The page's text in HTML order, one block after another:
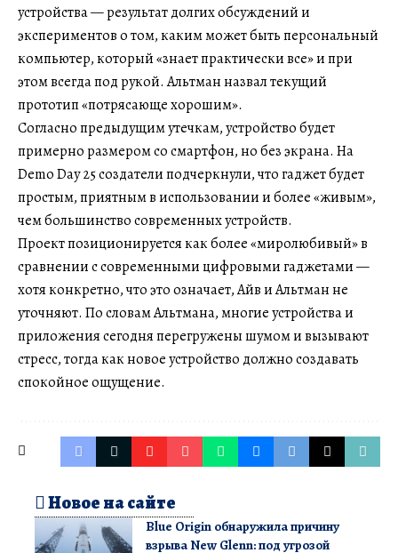
устройства — результат долгих обсуждений и
экспериментов о том, каким может быть персональный
компьютер, который «знает практически все» и при
этом всегда под рукой. Альтман назвал текущий
прототип «потрясающе хорошим».
Согласно предыдущим утечкам, устройство будет
примерно размером со смартфон, но без экрана. На
Demo Day 25 создатели подчеркнули, что гаджет будет
простым, приятным в использовании и более «живым»,
чем большинство современных устройств.
Проект позиционируется как более «миролюбивый» в
сравнении с современными цифровыми гаджетами —
хотя конкретно, что это означает, Айв и Альтман не
уточняют. По словам Альтмана, многие устройства и
приложения сегодня перегружены шумом и вызывают
стресс, тогда как новое устройство должно создавать
спокойное ощущение.
Новое на сайте
Blue Origin обнаружила причину
взрыва New Glenn: под угрозой